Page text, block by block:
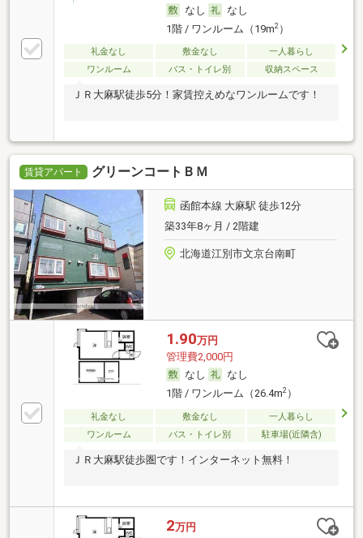
なし
なし
1階 / ワンルーム（19m2）
礼金なし 敷金なし
一人暮らし
ワンルーム
バス・トイレ別 収納スペース
ＪＲ大麻駅徒歩5分！家賃控えめなワンルームです！
賃貸アパート グリーンコートＢＭ
函館本線 大麻駅 徒歩12分
築33年8ヶ月 / 2階建
北海道江別市文京台南町
1.90万円
管理費2,000円
なし
なし
1階 / ワンルーム（26.4m2）
礼金なし 敷金なし
一人暮らし
ワンルーム
バス・トイレ別 駐車場(近隣含)
ＪＲ大麻駅徒歩圏です！インターネット無料！
2万円